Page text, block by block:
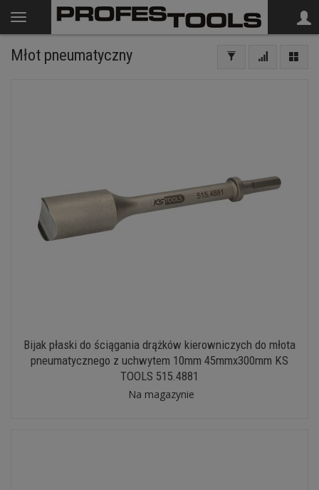
Młot pneumatyczny
Bijak płaski do ściągania drążków kierowniczych do młota
pneumatycznego z uchwytem 10mm 45mmx300mm KS
TOOLS 515.4881
Na magazynie